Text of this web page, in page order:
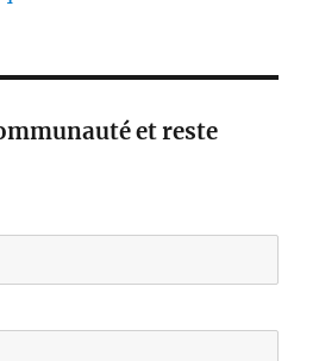
et reste